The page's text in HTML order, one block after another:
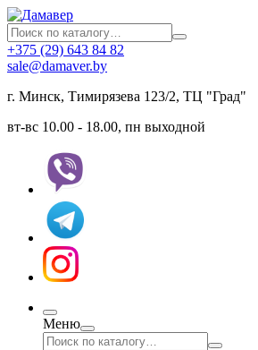
+375 (29) 643 84 82
sale@damaver.by
г. Минск, Тимирязева 123/2, ТЦ "Град"
вт-вс 10.00 - 18.00, пн выходной
Меню